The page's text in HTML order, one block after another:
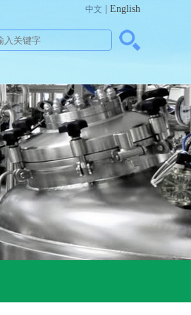
中文 | English